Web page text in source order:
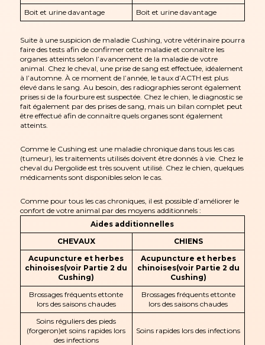
Boit et urine davantage
Boit et urine davantage
Suite à une suspicion de maladie Cushing, votre vétérinaire pourra
faire des tests afin de confirmer cette maladie et connaître les
organes atteints selon l’avancement de la maladie de votre
animal. Chez le cheval, une prise de sang est effectuée, idéalement
à l’automne. À ce moment de l’année, le taux d’ACTH est plus
élevé dans le sang. Au besoin, des radiographies seront également
prises si de la fourbure est suspectée. Chez le chien, le diagnostic se
fait également par des prises de sang, mais un bilan complet peut
être effectué afin de connaître quels organes sont également
atteints.
Comme le Cushing est une maladie chronique dans tous les cas
(tumeur), les traitements utilisés doivent être donnés à vie. Chez le
cheval du Pergolide est très souvent utilisé. Chez le chien, quelques
médicaments sont disponibles selon le cas.
Comme pour tous les cas chroniques, il est possible d’améliorer le
confort de votre animal par des moyens additionnels :
Aides additionnelles
CHEVAUX
CHIENS
Acupuncture et herbes
chinoises(voir Partie 2 du
Cushing)
Acupuncture et herbes
chinoises(voir Partie 2 du
Cushing)
Brossages fréquents ettonte
lors des saisons chaudes
Brossages fréquents ettonte
lors des saisons chaudes
Soins réguliers des pieds
(forgeron)et soins rapides lors
des infections
Soins rapides lors des infections